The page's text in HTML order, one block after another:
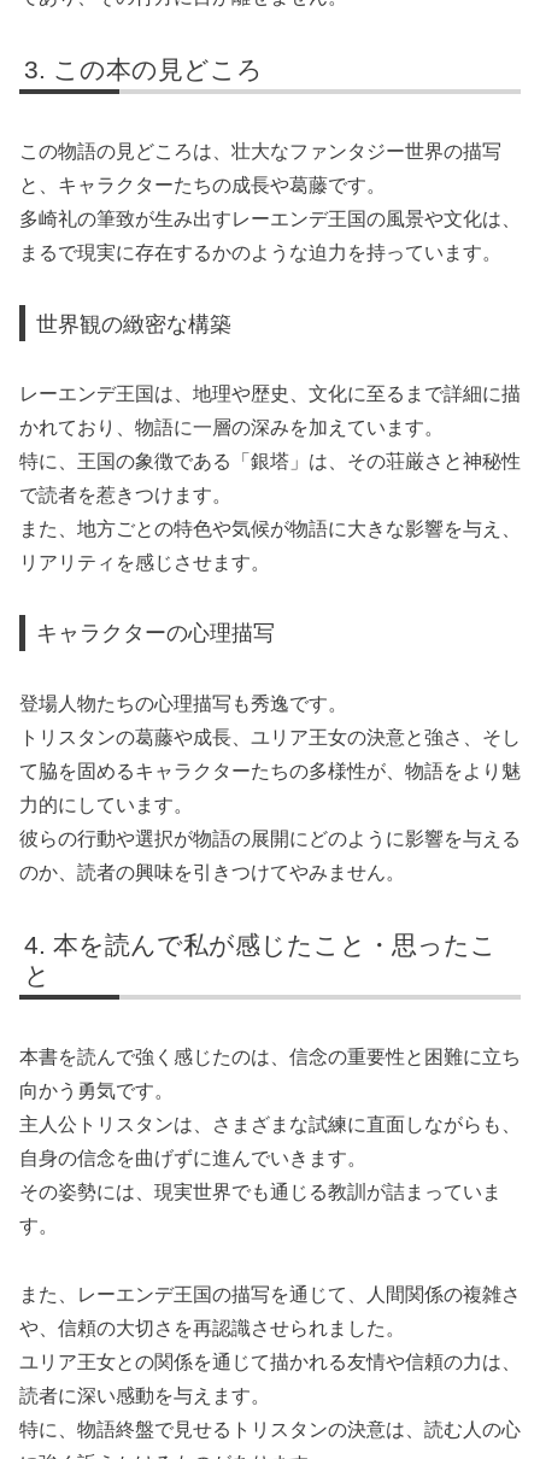
この本の見どころ
この物語の見どころは、壮大なファンタジー世界の描写
と、キャラクターたちの成長や葛藤です。
多崎礼の筆致が生み出すレーエンデ王国の風景や文化は、
まるで現実に存在するかのような迫力を持っています。
世界観の緻密な構築
レーエンデ王国は、地理や歴史、文化に至るまで詳細に描
かれており、物語に一層の深みを加えています。
特に、王国の象徴である「銀塔」は、その荘厳さと神秘性
で読者を惹きつけます。
また、地方ごとの特色や気候が物語に大きな影響を与え、
リアリティを感じさせます。
キャラクターの心理描写
登場人物たちの心理描写も秀逸です。
トリスタンの葛藤や成長、ユリア王女の決意と強さ、そし
て脇を固めるキャラクターたちの多様性が、物語をより魅
力的にしています。
彼らの行動や選択が物語の展開にどのように影響を与える
のか、読者の興味を引きつけてやみません。
本を読んで私が感じたこと・思ったこ
と
本書を読んで強く感じたのは、信念の重要性と困難に立ち
向かう勇気です。
主人公トリスタンは、さまざまな試練に直面しながらも、
自身の信念を曲げずに進んでいきます。
その姿勢には、現実世界でも通じる教訓が詰まっていま
す。
また、レーエンデ王国の描写を通じて、人間関係の複雑さ
や、信頼の大切さを再認識させられました。
ユリア王女との関係を通じて描かれる友情や信頼の力は、
読者に深い感動を与えます。
特に、物語終盤で見せるトリスタンの決意は、読む人の心